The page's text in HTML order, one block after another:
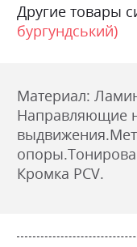
Другие товары
бургундський)
Материал:
Направляющие
выдвижения.
опоры.
Кромка PCV.